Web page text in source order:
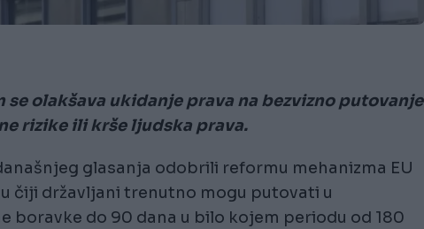
olakšava ukidanje prava na bezvizno putovanje
rizike ili krše ljudska prava.
glasanja odobrili reformu mehanizma EU
čiji državljani trenutno mogu putovati u
boravke do 90 dana u bilo kojem periodu od 180